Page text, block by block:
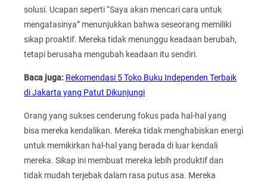
solusi. Ucapan seperti “Saya akan mencari cara untuk
mengatasinya” menunjukkan bahwa seseorang memiliki
sikap proaktif. Mereka tidak menunggu keadaan berubah,
tetapi berusaha mengubah keadaan itu sendiri.
Baca juga: Rekomendasi 5 Toko Buku Independen Terbaik
di Jakarta yang Patut Dikunjungi
Orang yang sukses cenderung fokus pada hal-hal yang
bisa mereka kendalikan. Mereka tidak menghabiskan energi
untuk memikirkan hal-hal yang berada di luar kendali
mereka. Sikap ini membuat mereka lebih produktif dan
tidak mudah terjebak dalam rasa putus asa. Mereka